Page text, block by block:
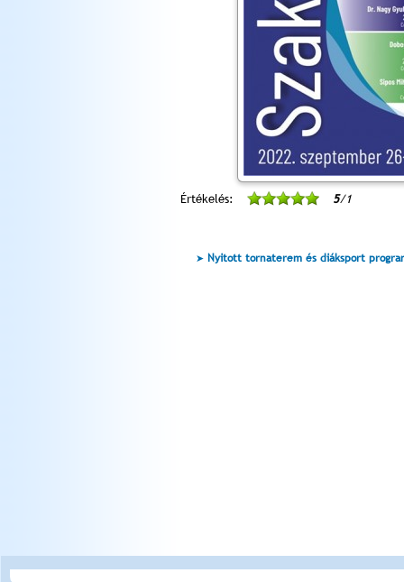
Értékelés: 5/1
Nyitott tornaterem és diáksport